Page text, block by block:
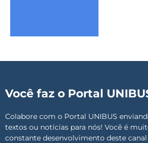
Você faz o Portal
Colabore com o Portal UNIBUS
textos ou notícias para nós! Você é
constante desenvolvimento deste